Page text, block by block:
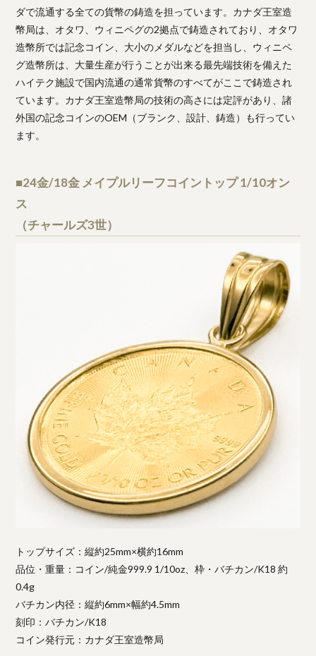
ダで流通する全ての貨幣の鋳造を担っています。カナダ王室造
幣局は、オタワ、ウィニペグの2拠点で鋳造されており、オタワ
造幣所では記念コイン、大小のメダルなどを担当し、ウィニペ
グ造幣所は、大量生産が行うことが出来る最先端技術を備えた
ハイテク施設で国内流通の通常貨幣のすべてがここで鋳造され
ています。カナダ王室造幣局の技術の高さには定評があり、諸
外国の記念コインのOEM（ブランク、設計、鋳造）も行ってい
ます。
■24金/18金 メイプルリーフコイントップ 1/10オン
ス
（チャールズ3世）
トップサイズ：縦約25mm×横約16mm
品位・重量：コイン/純金999.9 1/10oz、枠・バチカン/K18 約
0.4g
バチカン内径：縦約6mm×幅約4.5mm
刻印：バチカン/K18
コイン発行元：カナダ王室造幣局